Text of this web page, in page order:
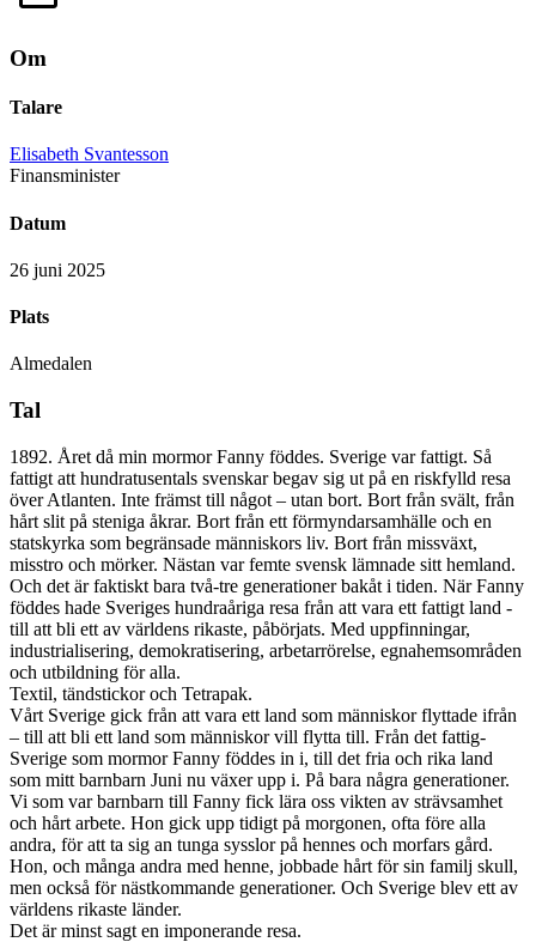
Om
Talare
Elisabeth Svantesson
Finansminister
Datum
26 juni 2025
Plats
Almedalen
Tal
1892. Året då min mormor Fanny föddes. Sverige var fattigt. Så
fattigt att hundratusentals svenskar begav sig ut på en riskfylld resa
över Atlanten. Inte främst till något – utan bort. Bort från svält, från
hårt slit på steniga åkrar. Bort från ett förmyndarsamhälle och en
statskyrka som begränsade människors liv. Bort från missväxt,
misstro och mörker. Nästan var femte svensk lämnade sitt hemland.
Och det är faktiskt bara två-tre generationer bakåt i tiden. När Fanny
föddes hade Sveriges hundraåriga resa från att vara ett fattigt land -
till att bli ett av världens rikaste, påbörjats. Med uppfinningar,
industrialisering, demokratisering, arbetarrörelse, egnahemsområden
och utbildning för alla.
Textil, tändstickor och Tetrapak.
Vårt Sverige gick från att vara ett land som människor flyttade ifrån
– till att bli ett land som människor vill flytta till. Från det fattig-
Sverige som mormor Fanny föddes in i, till det fria och rika land
som mitt barnbarn Juni nu växer upp i. På bara några generationer.
Vi som var barnbarn till Fanny fick lära oss vikten av strävsamhet
och hårt arbete. Hon gick upp tidigt på morgonen, ofta före alla
andra, för att ta sig an tunga sysslor på hennes och morfars gård.
Hon, och många andra med henne, jobbade hårt för sin familj skull,
men också för nästkommande generationer. Och Sverige blev ett av
världens rikaste länder.
Det är minst sagt en imponerande resa.